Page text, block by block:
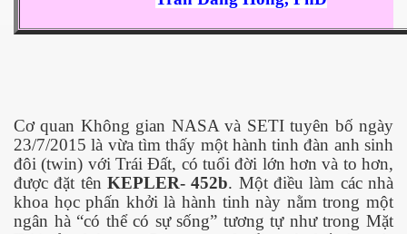
Cơ quan Không gian NASA và SETI tuyên bố ngày
23/7/2015 là vừa tìm thấy một hành tinh đàn anh sinh
đôi (twin) với Trái Đất, có tuổi đời lớn hơn và to hơn,
được đặt tên KEPLER- 452b. Một điều làm các nhà
khoa học phấn khởi là hành tinh này nằm trong một
ngân hà “có thể có sự sống” tương tự như trong Mặt